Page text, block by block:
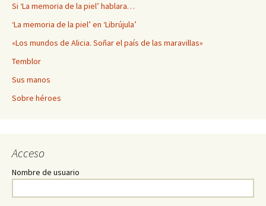
Si ‘La memoria de la piel’ hablara…
‘La memoria de la piel’ en ‘Librújula’
«Los mundos de Alicia. Soñar el país de las maravillas»
Temblor
Sus manos
Sobre héroes
Acceso
Nombre de usuario